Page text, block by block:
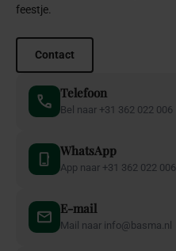
feestje.
Contact
Telefoon
Bel naar +31 362 022 006
WhatsApp
App naar +31 362 022 006
E-mail
Mail naar info@basma.nl